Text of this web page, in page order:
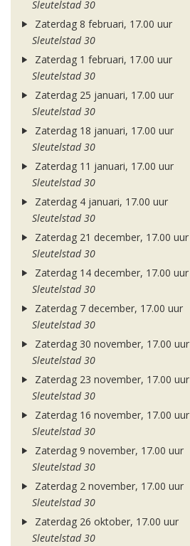
Sleutelstad 30
Zaterdag 8 februari, 17.00 uur
Sleutelstad 30
Zaterdag 1 februari, 17.00 uur
Sleutelstad 30
Zaterdag 25 januari, 17.00 uur
Sleutelstad 30
Zaterdag 18 januari, 17.00 uur
Sleutelstad 30
Zaterdag 11 januari, 17.00 uur
Sleutelstad 30
Zaterdag 4 januari, 17.00 uur
Sleutelstad 30
Zaterdag 21 december, 17.00 uur
Sleutelstad 30
Zaterdag 14 december, 17.00 uur
Sleutelstad 30
Zaterdag 7 december, 17.00 uur
Sleutelstad 30
Zaterdag 30 november, 17.00 uur
Sleutelstad 30
Zaterdag 23 november, 17.00 uur
Sleutelstad 30
Zaterdag 16 november, 17.00 uur
Sleutelstad 30
Zaterdag 9 november, 17.00 uur
Sleutelstad 30
Zaterdag 2 november, 17.00 uur
Sleutelstad 30
Zaterdag 26 oktober, 17.00 uur
Sleutelstad 30